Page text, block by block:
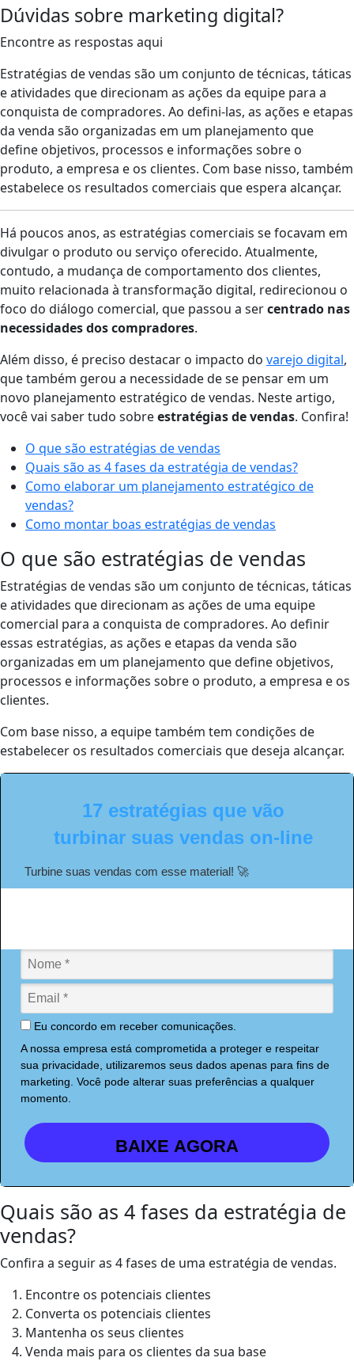
Dúvidas sobre marketing digital?
Encontre as respostas aqui
Estratégias de vendas são um conjunto de técnicas, táticas
e atividades que direcionam as ações da equipe para a
conquista de compradores. Ao defini-las, as ações e etapas
da venda são organizadas em um planejamento que
define objetivos, processos e informações sobre o
produto, a empresa e os clientes. Com base nisso, também
estabelece os resultados comerciais que espera alcançar.
Há poucos anos, as estratégias comerciais se focavam em
divulgar o produto ou serviço oferecido. Atualmente,
contudo, a mudança de comportamento dos clientes,
muito relacionada à transformação digital, redirecionou o
foco do diálogo comercial, que passou a sercentrado nas
necessidades dos compradores.
Além disso, é preciso destacar o impacto do varejo digital,
que também gerou a necessidade de se pensar em um
novo planejamento estratégico de vendas. Neste artigo,
você vai saber tudo sobreestratégias de vendas. Confira!
O que são estratégias de vendas
Quais são as 4 fases da estratégia de vendas?
Como elaborar um planejamento estratégico de
vendas?
Como montar boas estratégias de vendas
O que são estratégias de vendas
Estratégias de vendas são um conjunto de técnicas, táticas
e atividades que direcionam as ações de uma equipe
comercial para a conquista de compradores. Ao definir
essas estratégias, as ações e etapas da venda são
organizadas em um planejamento que define objetivos,
processos e informações sobre o produto, a empresa e os
clientes.
Com base nisso, a equipe também tem condições de
estabelecer os resultados comerciais que deseja alcançar.
17 estratégias que vão
turbinar suas vendas on-line
Turbine suas vendas com esse material! 🚀
Eu concordo em receber comunicações.
A nossa empresa está comprometida a proteger e respeitar
sua privacidade, utilizaremos seus dados apenas para fins de
marketing. Você pode alterar suas preferências a qualquer
momento.
BAIXE AGORA
Quais são as 4 fases da estratégia de
vendas?
Confira a seguir as 4 fases de uma estratégia de vendas.
Encontre os potenciais clientes
Converta os potenciais clientes
Mantenha os seus clientes
Venda mais para os clientes da sua base